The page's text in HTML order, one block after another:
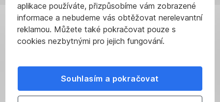
aplikace používáte, přizpůsobíme vám zobrazené
informace a nebudeme vás obtěžovat nerelevantní
reklamou. Můžete také pokračovat pouze s
cookies nezbytnými pro jejich fungování.
Souhlasím a pokračovat